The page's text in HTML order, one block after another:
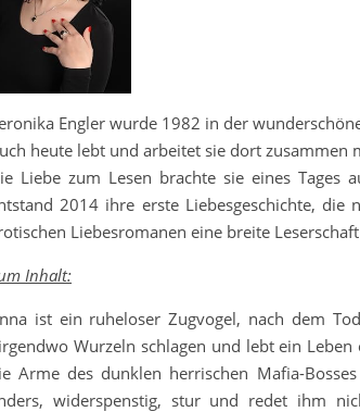
Engler wurde 1982 in der
heute lebt und arbeitet sie dort zusammen
Liebe zum Lesen brachte sie eines Tages
2014 ihre erste Liebesgeschichte,
Liebesromanen eine breite
Inhalt:
ist ein ruheloser Zugvogel, nach dem
Wurzeln schlagen und lebt ein
Arme des dunklen herrischen Mafia-
widerspenstig, stur und redet ihm